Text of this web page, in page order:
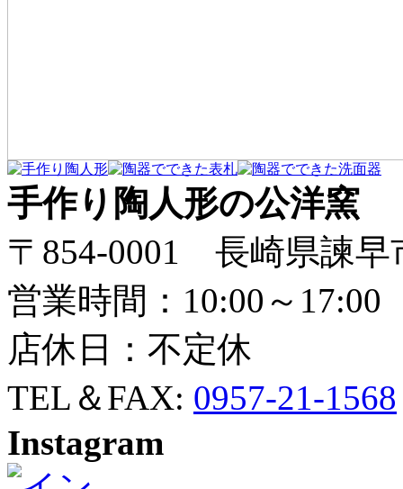
手作り陶人形の公洋窯
〒854-0001 長崎県諫早
営業時間：10:00～17:00
店休日：不定休
TEL＆FAX: 0957-21-1568
Instagram